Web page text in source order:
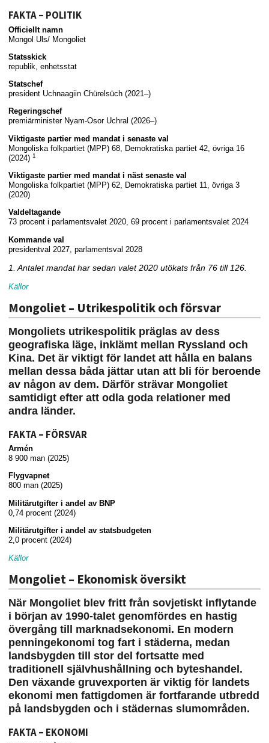
FAKTA – POLITIK
Officiellt namn
Mongol Uls/ Mongoliet
Statsskick
republik, enhetsstat
Statschef
president Uchnaagiin Chürelsüch (2021–)
Regeringschef
premiärminister Nyam-Osor Uchral (2026–)
Viktigaste partier med mandat i senaste val
Mongoliska folkpartiet (MPP) 68, Demokratiska partiet 42, övriga 16
(2024) 1
Viktigaste partier med mandat i näst senaste val
Mongoliska folkpartiet (MPP) 62, Demokratiska partiet 11, övriga 3
(2020)
Valdeltagande
73 procent i parlamentsvalet 2020, 69 procent i parlamentsvalet 2024
Kommande val
presidentval 2027, parlamentsval 2028
1. Antalet mandat har sedan valet 2020 utökats från 76 till 126.
Källor
Mongoliet – Utrikespolitik och försvar
Mongoliets utrikespolitik präglas av dess
geografiska läge, inklämt mellan Ryssland och
Kina. Det är viktigt för landet att hålla en balans
mellan dessa båda jättar utan att bli för beroende
av någon av dem. Därför strävar Mongoliet
samtidigt efter att odla goda relationer med
andra länder.
FAKTA – FÖRSVAR
Armén
8 900 man (2025)
Flygvapnet
800 man (2025)
Militärutgifter i andel av BNP
0,74 procent (2024)
Militärutgifter i andel av statsbudgeten
2,0 procent (2024)
Källor
Mongoliet – Ekonomisk översikt
När Mongoliet blev fritt från sovjetiskt inflytande
i början av 1990-talet genomfördes en hastig
övergång till marknadsekonomi. En modern
penningekonomi tog fart i städerna, medan
landsbygden till stor del fortsatte med
traditionell självhushållning och byteshandel.
Den växande gruvexporten är viktig för landets
ekonomi men fattigdomen är fortfarande utbredd
på landsbygden och i städernas slumområden.
FAKTA – EKONOMI